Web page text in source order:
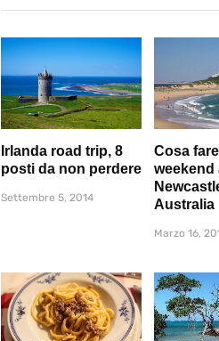
Irlanda road trip, 8
posti da non perdere
Settembre 5, 2014
Cosa
weekend
Australia
Marzo 16,